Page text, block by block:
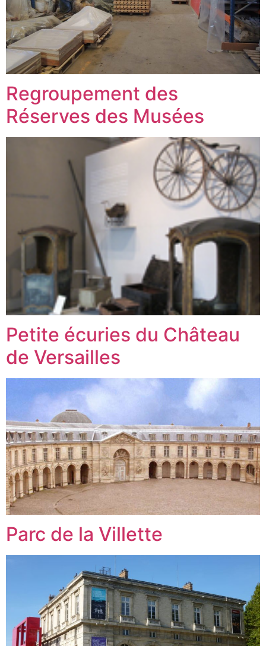
Regroupement des
Réserves des Musées
Petite écuries du Château
de Versailles
Parc de la Villette